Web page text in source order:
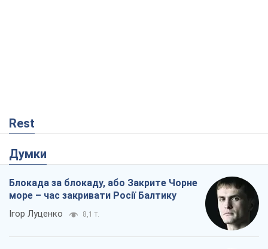
Rest
Думки
Блокада за блокаду, або Закрите Чорне
море – час закривати Росії Балтику
Ігор Луценко 8,1 т.